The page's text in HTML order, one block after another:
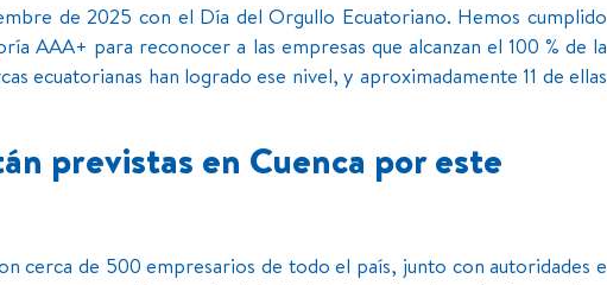
de 2025 con el Día del Orgullo Ecuatoriano. Hemos cumplido
AAA+ para reconocer a las empresas que alcanzan el 100 % de la
ecuatorianas han logrado ese nivel, y aproximadamente 11 de ellas
previstas en Cuenca por este
cerca de 500 empresarios de todo el país, junto con autoridades e